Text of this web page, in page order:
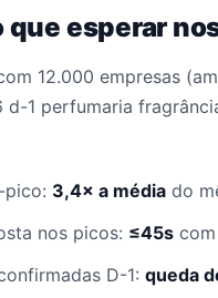
esperar
12.000 empresas
1 perfumaria
pico: 3,4× a média do
nos picos: ≤45s
D-1: queda